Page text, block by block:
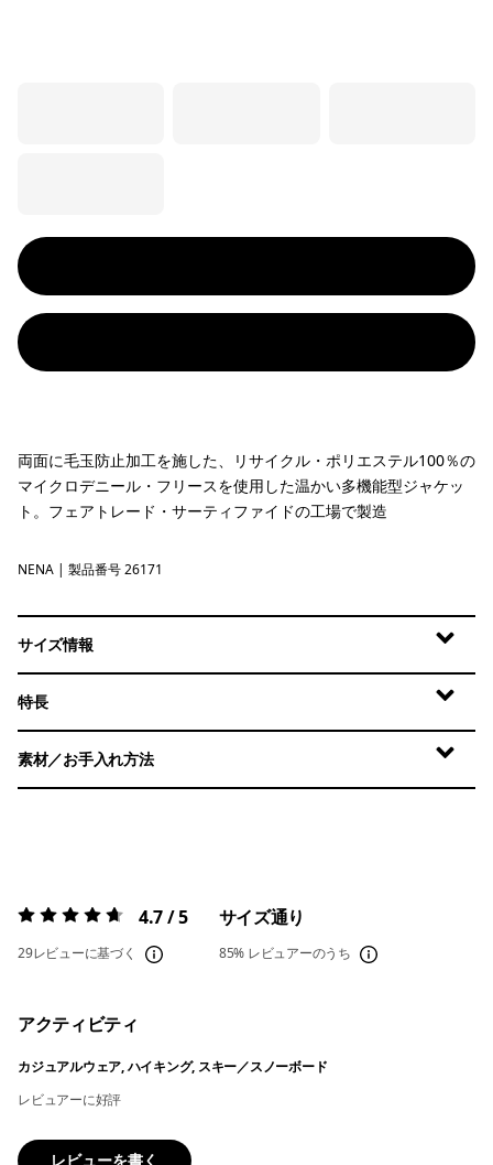
両面に毛玉防止加工を施した、リサイクル・ポリエステル100％の
マイクロデニール・フリースを使用した温かい多機能型ジャケッ
ト。フェアトレード・サーティファイドの工場で製造
New Navy
NENA | 製品番号 26171
サイズ情報
特長
素材／お手入れ方法
評価:4.7 / 5 4.7 / 5
29レビューに基づく
サイズ通り
85% レビュアーのうち
アクティビティ
カジュアルウェア, ハイキング, スキー／スノーボード
レビュアーに好評
レビューを書く